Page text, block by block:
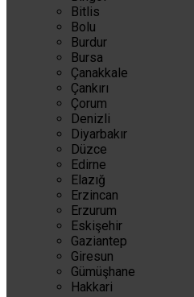
Bitlis
Bolu
Burdur
Bursa
Çanakkale
Çankırı
Çorum
Denizli
Diyarbakır
Düzce
Edirne
Elazığ
Erzincan
Erzurum
Eskişehir
Gaziantep
Giresun
Gümüşhane
Hakkari